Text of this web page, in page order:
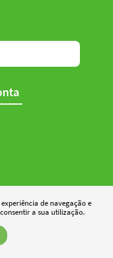
de navegação e
a sua utilização.